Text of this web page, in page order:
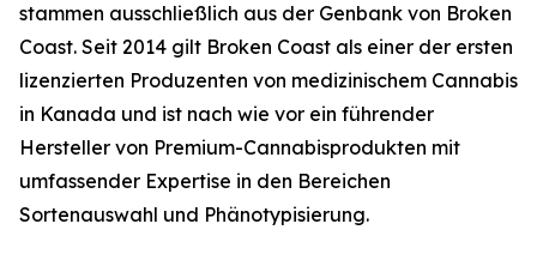
stammen ausschließlich aus der Genbank von Broken
Coast. Seit 2014 gilt Broken Coast als einer der ersten
lizenzierten Produzenten von medizinischem Cannabis
in Kanada und ist nach wie vor ein führender
Hersteller von Premium-Cannabisprodukten mit
umfassender Expertise in den Bereichen
Sortenauswahl und Phänotypisierung.